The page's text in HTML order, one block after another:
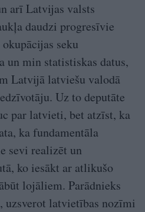
arī Latvijas valsts
daudzi progresīvie
seku
un min statistiskas datus,
Latvijā latviešu valodā
Uz to deputāte
par latvieti, bet atzīst, ka
ka fundamentāla
sevi realizēt un
ko iesākt ar atlikušo
lojāliem. Parādnieks
uzsverot latvietības nozīmi